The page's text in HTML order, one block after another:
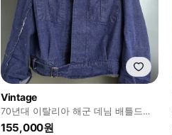
Vintage
70년대 이탈리아 해군 데님 배틀드레
스
155,000원